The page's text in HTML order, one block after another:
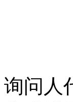
询问人